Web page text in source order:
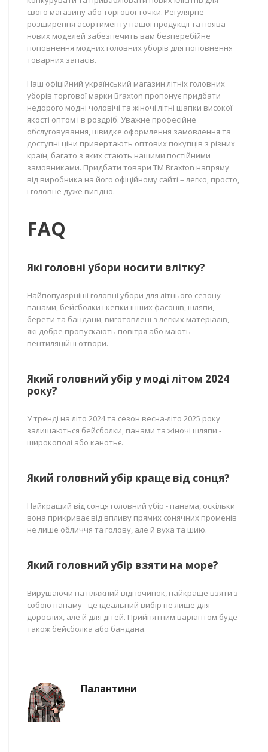
свого магазину або торгової точки. Регулярне
розширення асортименту нашої продукції та поява
нових моделей забезпечить вам безперебійне
поповнення модних головних уборів для поповнення
товарних запасів.
Наш офіційний український магазин літніх головних
уборів торгової марки Braxton пропонує придбати
недорого модні чоловічі та жіночі літні шапки високої
якості оптом і в роздріб. Уважне професійне
обслуговування, швидке оформлення замовлення та
доступні ціни привертають оптових покупців з різних
країн, багато з яких стають нашими постійними
замовниками. Придбати товари ТМ Braxton напряму
від виробника на його офіційному сайті – легко, просто,
і головне дуже вигідно.
FAQ
Які головні убори носити влітку?
Найпопулярніші головні убори для літнього сезону -
панами, бейсболки і кепки інших фасонів, шляпи,
берети та бандани, виготовлені з легких матеріалів,
які добре пропускають повітря або мають
вентиляційні отвори.
Який головний убір у моді літом 2024
року?
У тренді на літо 2024 та сезон весна-літо 2025 року
залишаються бейсболки, панами та жіночі шляпи -
широкополі або канотьє.
Який головний убір краще від сонця?
Найкращий від сонця головний убір - панама, оскільки
вона прикриває від впливу прямих сонячних променів
не лише обличчя та голову, але й вуха та шию.
Який головний убір взяти на море?
Вирушаючи на пляжний відпочинок, найкраще взяти з
собою панаму - це ідеальний вибір не лише для
дорослих, але й для дітей. Прийнятним варіантом буде
також бейсболка або бандана.
Палантини